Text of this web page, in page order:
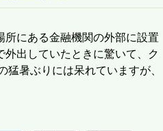
にある金融機関の外部に設置
出していたときに驚いて、ク
暑ぶりには呆れていますが、